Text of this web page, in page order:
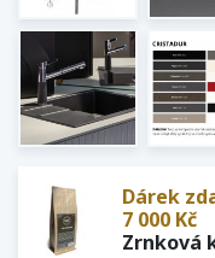
Dárek
7 000 Kč
Zrnková